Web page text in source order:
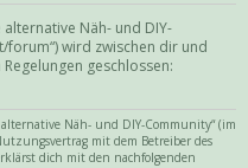
Näh- und DIY-
forum“) wird zwischen dir und
geschlossen:
Näh- und DIY-Community“ (im
mit dem Betreiber des
dich mit den nachfolgenden